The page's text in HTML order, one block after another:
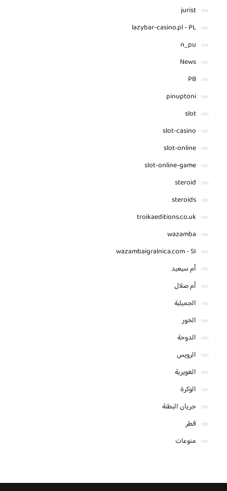
jurist
lazybar-casino.pl - PL
n_pu
News
PB
pinuptoni
slot
slot-casino
slot-online
slot-online-game
steroid
steroids
troikaeditions.co.uk
wazamba
wazambaigralnica.com - SI
أم سيعيد
أم صلال
الجميلية
الخور
الدوحة
الرويس
الغويرية
الوكرة
جريان البطنة
قطر
منوعات